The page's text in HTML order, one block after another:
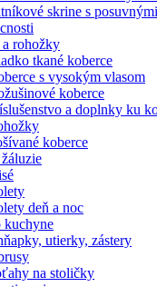
skrine s
rohožky
tkané koberce
s vysokým vlasom
koberce
a doplnky ku
koberce
deň a noc
kuchyne
utierky, zástery
na stoličky